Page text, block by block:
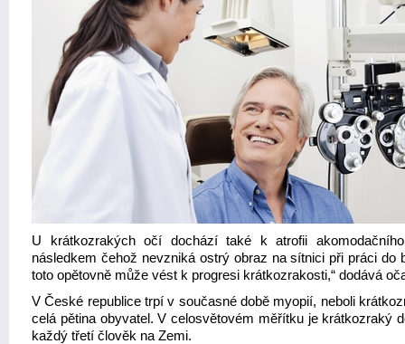
U krátkozrakých očí dochází také k atrofii
následkem čehož nevzniká ostrý obraz na sítnici při práci do
toto opětovně může vést k progresi krátkozrakosti,“ dodává
V České republice trpí v současné době myopií, neboli
celá pětina obyvatel. V celosvětovém měřítku je krátkozraký
každý třetí člověk na Zemi.